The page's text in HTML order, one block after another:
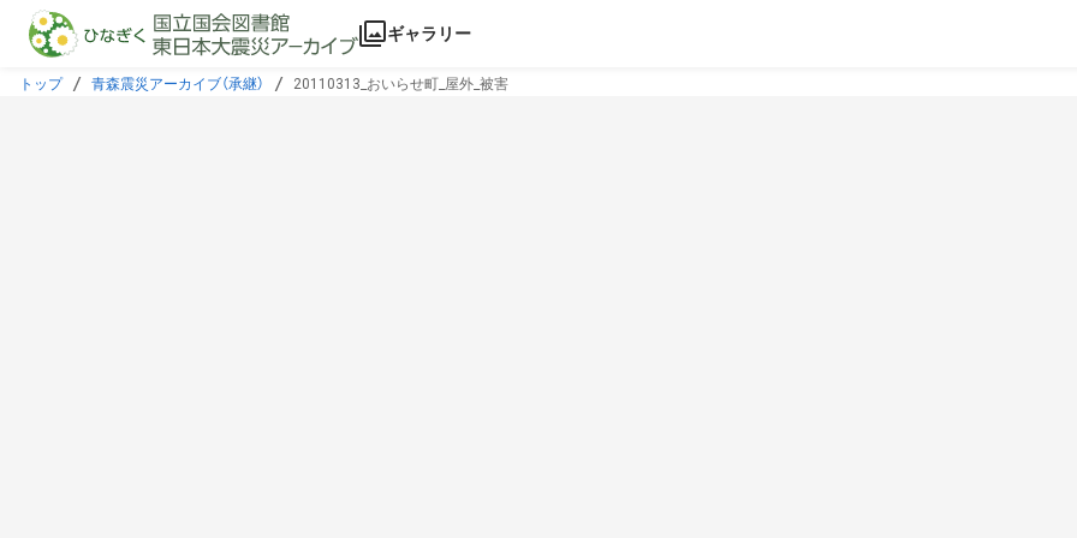
本文に飛ぶ
ギャラリー
トップ 青森震災アーカイブ（承継） 20110313_おいらせ町_屋外_被害